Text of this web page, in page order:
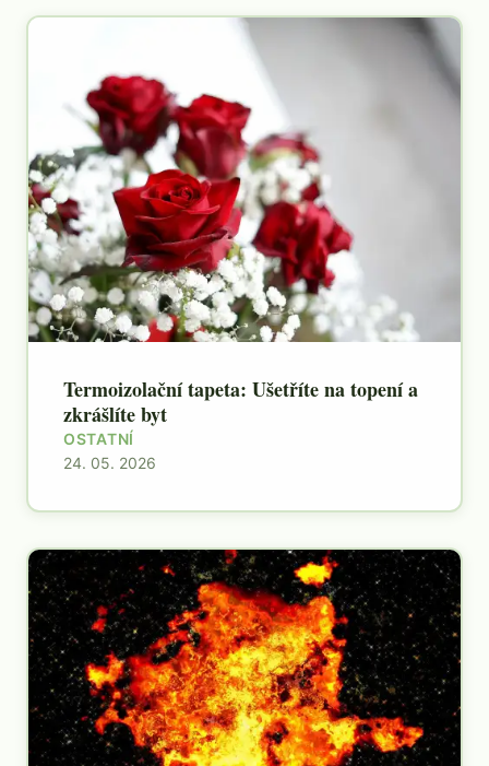
Termoizolační tapeta: Ušetříte na topení a
zkrášlíte byt
OSTATNÍ
24. 05. 2026